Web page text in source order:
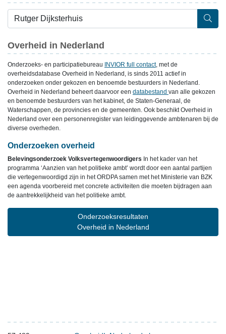
Overheid in Nederland
Onderzoeks- en participatiebureau INVIOR full contact, met de
overheidsdatabase Overheid in Nederland, is sinds 2011 actief in
onderzoeken onder gekozen en benoemde bestuurders in Nederland.
Overheid in Nederland beheert daarvoor een databestand van alle gekozen
en benoemde bestuurders van het kabinet, de Staten-Generaal, de
Waterschappen, de provincies en de gemeenten. Ook beschikt Overheid in
Nederland over een personenregister van leidinggevende ambtenaren bij de
diverse overheden.
Onderzoeken overheid
Belevingsonderzoek Volksvertegenwoordigers In het kader van het
programma ‘Aanzien van het politieke ambt’ wordt door een aantal partijen
die vertegenwoordigd zijn in het ORDPA samen met het Ministerie van BZK
een agenda voorbereid met concrete activiteiten die moeten bijdragen aan
de aantrekkelijkheid van het politieke ambt.
Onderzoeksresultaten
Overheid in Nederland